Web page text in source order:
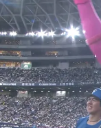
動画
日程・結果
順位表･成績
1軍公式戦
選手名鑑